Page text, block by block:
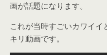
画が話題になります。
これが当時すごいカワイイ
キリ動画です。